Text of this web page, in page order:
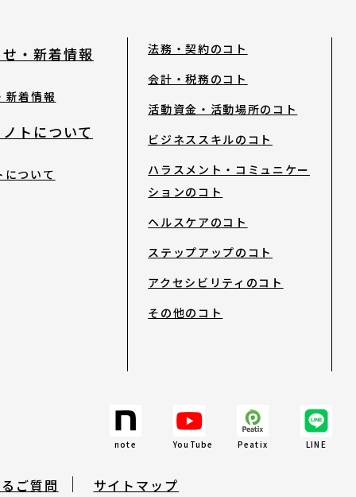
・新着情報
新着情報
トについて
について
法務・契約のコト
会計・税務のコト
活動資金・活動場所のコト
ビジネススキルのコト
ハラスメント・コミュニケー
ションのコト
ヘルスケアのコト
ステップアップのコト
アクセシビリティのコト
その他のコト
note YouTube Peatix LINE
ご質問 サイトマップ